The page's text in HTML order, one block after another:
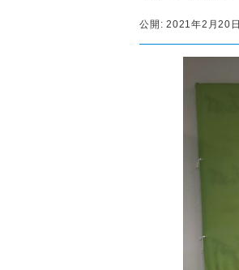
公開: 2021年2月20日